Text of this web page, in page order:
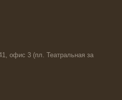
офис 3 (пл. Театральная за